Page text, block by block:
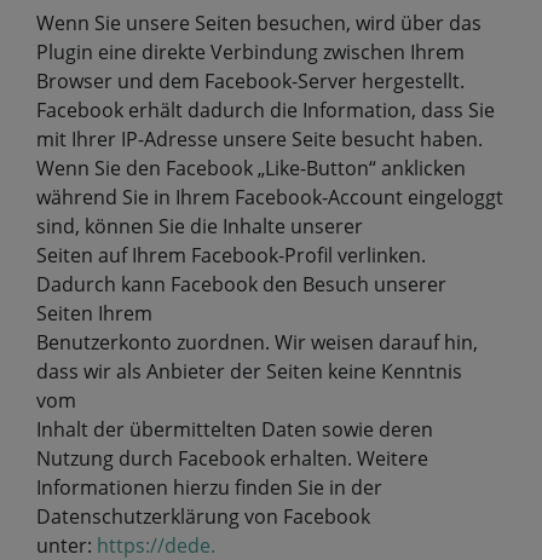
Wenn Sie unsere Seiten besuchen, wird über das
Plugin eine direkte Verbindung zwischen Ihrem
Browser und dem Facebook-Server hergestellt.
Facebook erhält dadurch die Information, dass Sie
mit Ihrer IP-Adresse unsere Seite besucht haben.
Wenn Sie den Facebook „Like-Button“ anklicken
während Sie in Ihrem Facebook-Account eingeloggt
sind, können Sie die Inhalte unserer
Seiten auf Ihrem Facebook-Profil verlinken.
Dadurch kann Facebook den Besuch unserer
Seiten Ihrem
Benutzerkonto zuordnen. Wir weisen darauf hin,
dass wir als Anbieter der Seiten keine Kenntnis
vom
Inhalt der übermittelten Daten sowie deren
Nutzung durch Facebook erhalten. Weitere
Informationen hierzu finden Sie in der
Datenschutzerklärung von Facebook
unter: https://dede.